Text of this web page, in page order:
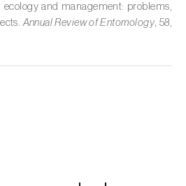
comprida
ecology and management: problems,
Annual Review of Entomology , 58,